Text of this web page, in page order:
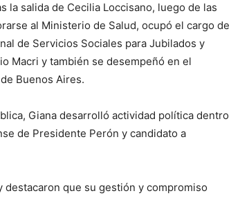
la salida de Cecilia Loccisano, luego de las
al Ministerio de Salud, ocupó el cargo de
de Servicios Sociales para Jubilados y
Macri y también se desempeñó en el
Buenos Aires.
Giana desarrolló actividad política dentro
de Presidente Perón y candidato a
que su gestión y compromiso